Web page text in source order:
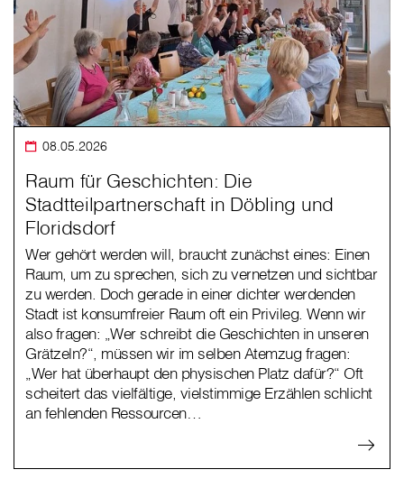
08.05.2026
Raum für Geschichten: Die
Stadtteilpartnerschaft in Döbling und
Floridsdorf
Wer gehört werden will, braucht zunächst eines: Einen
Raum, um zu sprechen, sich zu vernetzen und sichtbar
zu werden. Doch gerade in einer dichter werdenden
Stadt ist konsumfreier Raum oft ein Privileg. Wenn wir
also fragen: „Wer schreibt die Geschichten in unseren
Grätzeln?“, müssen wir im selben Atemzug fragen:
„Wer hat überhaupt den physischen Platz dafür?“ Oft
scheitert das vielfältige, vielstimmige Erzählen schlicht
an fehlenden Ressourcen…